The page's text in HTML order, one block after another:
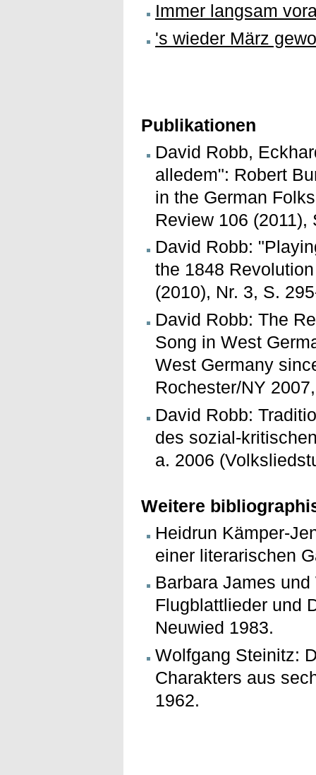
Immer langsam
's wieder März
Publikationen
David Robb,
alledem": Robert
in the German
Review 106 (2011),
David Robb:
the 1848
(2010), Nr. 3, S.
David Robb: The
Song in West
West Germany
Rochester/NY
David Robb:
des sozial-
a. 2006
Weitere
Heidrun Kämper-
einer literarischen
Barbara James
Flugblattlieder und
Neuwied 1983.
Wolfgang Steinitz:
Charakters aus
1962.